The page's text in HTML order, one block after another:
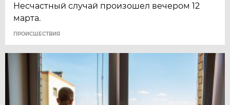
Несчастный случай произошел вечером 12
марта.
ПРОИСШЕСТВИЯ